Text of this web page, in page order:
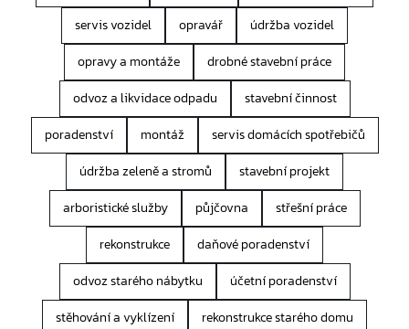
servis vozidel
opravář
údržba vozidel
opravy a montáže
drobné stavební práce
odvoz a likvidace odpadu
stavební činnost
poradenství
montáž
servis domácích spotřebičů
údržba zeleně a stromů
stavební projekt
arboristické služby
půjčovna
střešní práce
rekonstrukce
daňové poradenství
odvoz starého nábytku
účetní poradenství
stěhování a vyklízení
rekonstrukce starého domu